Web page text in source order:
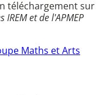
téléchargement sur
et de l'APMEP
Maths et Arts